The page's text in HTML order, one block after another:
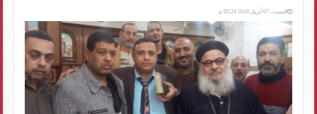
السبت، 07 أبريل 2018 05:24 م